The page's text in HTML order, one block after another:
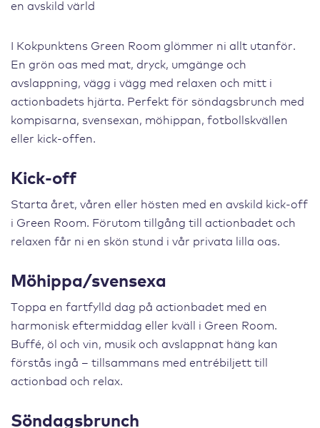
en avskild värld
I Kokpunktens Green Room glömmer ni allt utanför.
En grön oas med mat, dryck, umgänge och
avslappning, vägg i vägg med relaxen och mitt i
actionbadets hjärta. Perfekt för söndagsbrunch med
kompisarna, svensexan, möhippan, fotbollskvällen
eller kick-offen.
Kick-off
Starta året, våren eller hösten med en avskild kick-off
i Green Room. Förutom tillgång till actionbadet och
relaxen får ni en skön stund i vår privata lilla oas.
Möhippa/svensexa
Toppa en fartfylld dag på actionbadet med en
harmonisk eftermiddag eller kväll i Green Room.
Buffé, öl och vin, musik och avslappnat häng kan
förstås ingå – tillsammans med entrébiljett till
actionbad och relax.
Söndagsbrunch